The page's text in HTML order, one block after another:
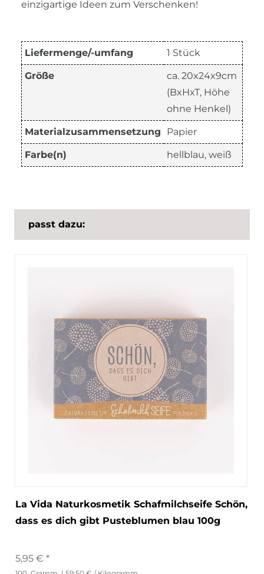
einzigartige Ideen zum Verschenken!
Liefermenge/-umfang 1 Stück
Größe
ca. 20x24x9cm
(BxHxT, Höhe
ohne Henkel)
Materialzusammensetzung Papier
Farbe(n) hellblau, weiß
passt dazu:
La Vida Naturkosmetik Schafmilchseife Schön,
dass es dich gibt Pusteblumen blau 100g
5,95 € *